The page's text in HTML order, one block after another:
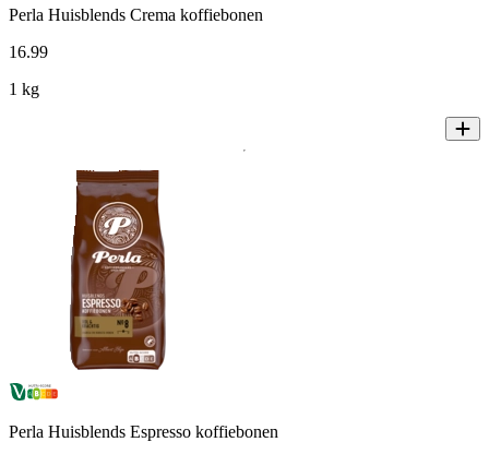
Perla Huisblends Crema koffiebonen
16.99
1 kg
Perla Huisblends Espresso koffiebonen